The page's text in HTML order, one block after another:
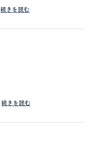
続きを読む
続きを読む